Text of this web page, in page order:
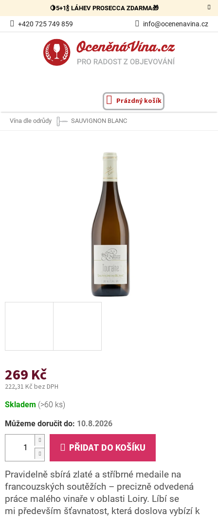
obsah
🍋5+1🍾 LÁHEV PROSECCA ZDARMA🎁
+420 725 749 859 info@ocenenavina.cz
NÁKUPNÍ
KOŠÍK
Prázdný košík
Vína dle odrůdy SAUVIGNON BLANC
269 Kč
222,31 Kč bez DPH
Měrná
Skladem (>60 ks)
Můžeme doručit do: 10.8.2026
PŘIDAT DO KOŠÍKU
Pravidelně sbírá zlaté a stříbrné medaile na
francouzských soutěžích – precizně odvedená
práce malého vinaře v oblasti Loiry. Líbí se
mi především šťavnatost, která doslova vybízí k